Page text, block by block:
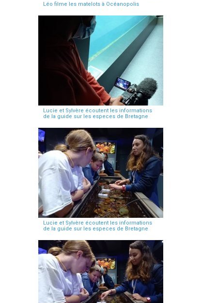
Léo filme les matelots à Océanopolis
Lucie et Sylvère écoutent les informations
de la guide sur les especes de Bretagne
Lucie et Sylvère écoutent les informations
de la guide sur les especes de Bretagne